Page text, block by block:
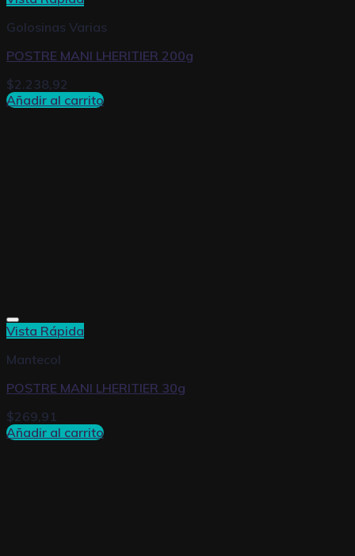
Golosinas Varias
POSTRE MANI LHERITIER 200g
$2.238,92
Añadir al carrito
Vista Rápida
Mantecol
POSTRE MANI LHERITIER 30g
$269,91
Añadir al carrito